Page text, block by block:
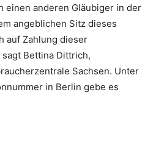
einen anderen Gläubiger in der
angeblichen Sitz dieses
auf Zahlung dieser
Bettina Dittrich,
Sachsen. Unter
in Berlin gebe es